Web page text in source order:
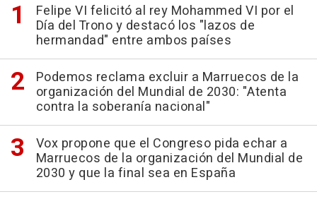
Felipe VI felicitó al rey Mohammed VI por el
Día del Trono y destacó los "lazos de
hermandad" entre ambos países
Podemos reclama excluir a Marruecos de la
organización del Mundial de 2030: "Atenta
contra la soberanía nacional"
Vox propone que el Congreso pida echar a
Marruecos de la organización del Mundial de
2030 y que la final sea en España